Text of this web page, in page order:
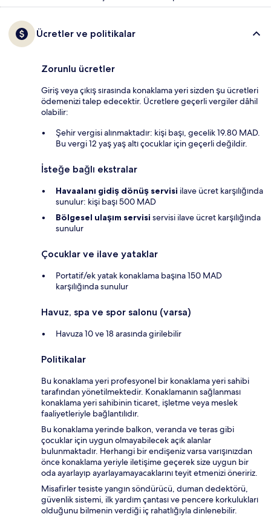
Ücretler ve politikalar
Zorunlu ücretler
Giriş veya çıkış sırasında konaklama yeri sizden şu ücretleri
ödemenizi talep edecektir. Ücretlere geçerli vergiler dâhil
olabilir:
Şehir vergisi alınmaktadır: kişi başı, gecelik 19.80 MAD.
Bu vergi 12 yaş yaş altı çocuklar için geçerli değildir.
İsteğe bağlı ekstralar
Havaalanı gidiş dönüş servisi ilave ücret karşılığında
sunulur: kişi başı 500 MAD
Bölgesel ulaşım servisi servisi ilave ücret karşılığında
sunulur
Çocuklar ve ilave yataklar
Portatif/ek yatak konaklama başına 150 MAD
karşılığında sunulur
Havuz, spa ve spor salonu (varsa)
Havuza 10 ve 18 arasında girilebilir
Politikalar
Bu konaklama yeri profesyonel bir konaklama yeri sahibi
tarafından yönetilmektedir. Konaklamanın sağlanması
konaklama yeri sahibinin ticaret, işletme veya meslek
faaliyetleriyle bağlantılıdır.
Bu konaklama yerinde balkon, veranda ve teras gibi
çocuklar için uygun olmayabilecek açık alanlar
bulunmaktadır. Herhangi bir endişeniz varsa varışınızdan
önce konaklama yeriyle iletişime geçerek size uygun bir
oda ayarlayıp ayarlayamayacaklarını teyit etmenizi öneririz.
Misafirler tesiste yangın söndürücü, duman dedektörü,
güvenlik sistemi, ilk yardım çantası ve pencere korkulukları
olduğunu bilmenin verdiği iç rahatlığıyla dinlenebilir.